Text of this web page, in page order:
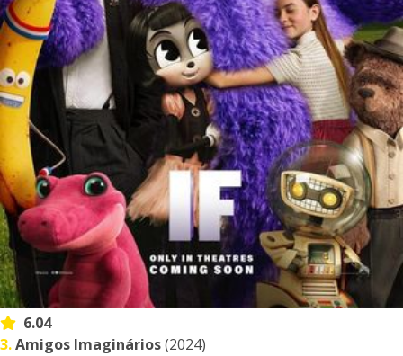
6.04
3.Amigos Imaginários(2024)